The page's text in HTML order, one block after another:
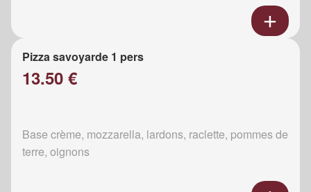
Pizza savoyarde 1 pers
13.50 €
Base crème, mozzarella, lardons, raclette, pommes de
terre, oignons